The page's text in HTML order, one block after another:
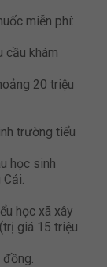
miễn phí:
cầu khám
20 triệu
trường tiểu
học sinh
học xã xây
giá 15 triệu